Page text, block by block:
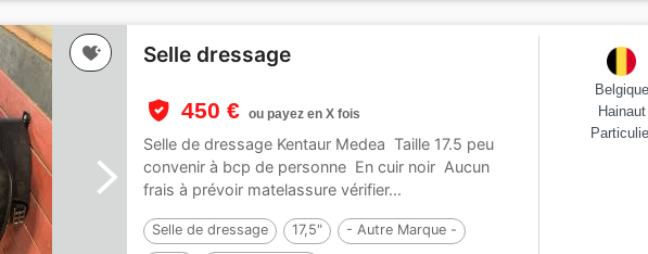
Selle dressage
450 € ou payez en X fois
Selle de dressage Kentaur Medea Taille 17.5 peu
convenir à bcp de personne En cuir noir Aucun
frais à prévoir matelassure vérifier...
Selle de dressage 17,5" - Autre Marque -
Belgique
Hainaut